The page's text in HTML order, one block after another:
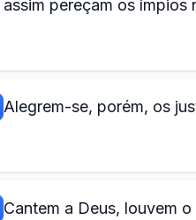
assim pereçam os ímpios
Alegrem-se, porém, os
Cantem a Deus, louvem